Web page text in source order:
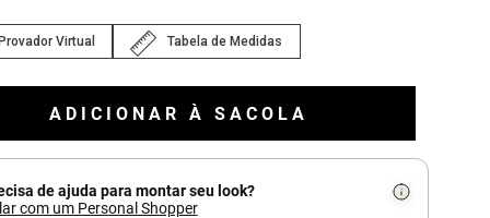
Virtual Tabela de Medidas
ADICIONAR À SACOLA
de ajuda para montar seu look?
com um Personal Shopper